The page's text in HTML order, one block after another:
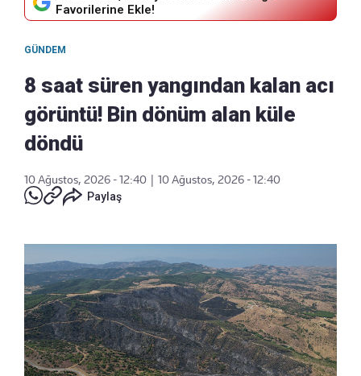
Favorilerine Ekle!
GÜNDEM
8 saat süren yangından kalan acı
görüntü! Bin dönüm alan küle
döndü
10 Ağustos, 2026 - 12:40 | 10 Ağustos, 2026 - 12:40
Paylaş